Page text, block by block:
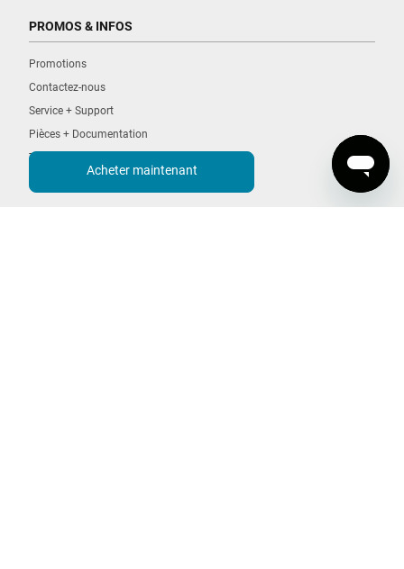
Acheter maintenant
PROMOS & INFOS
Promotions
Contactez-nous
Service + Support
Pièces + Documentation
Trouver un revendeur